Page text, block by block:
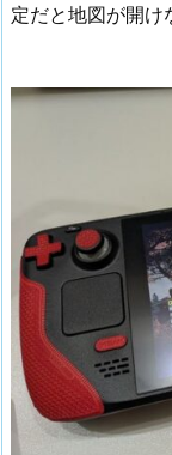
定だと地図が開け